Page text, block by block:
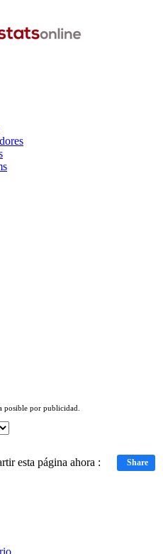
posible por publicidad.
esta página ahora : Share